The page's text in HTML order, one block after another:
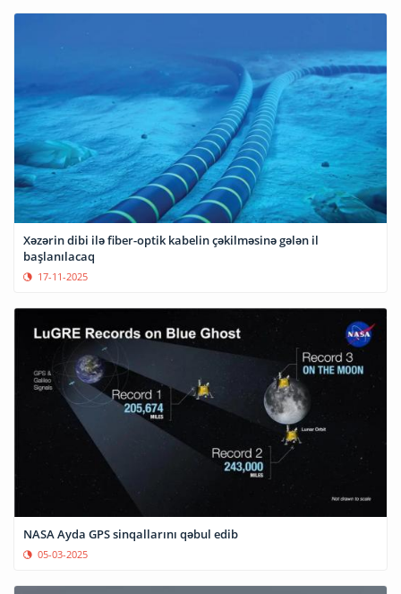
Xəzərin dibi ilə fiber-optik kabelin çəkilməsinə gələn il
başlanılacaq
17-11-2025
NASA Ayda GPS sinqallarını qəbul edib
05-03-2025